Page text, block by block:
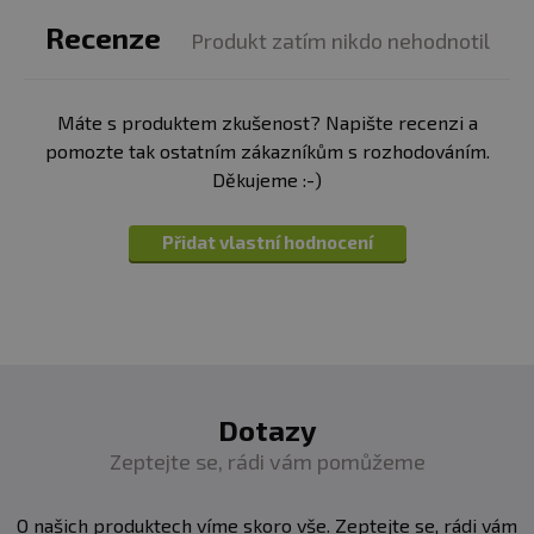
prodejce neručí za vady vzniklé nevhodným
Upozornění pro alergiky: Alergeny ve složení produktu
tučnězvýrazněny.
Recenze Produkt zatím nikdo nehodnotil
Máte s produktem zkušenost? Napište recenzi a
pomozte tak ostatním zákazníkům s rozhodováním.
Děkujeme :-)
Přidat vlastní hodnocení
Dotazy
Zeptejte se, rádi vám pomůžeme
O našich produktech víme skoro vše. Zeptejte se, rádi vám